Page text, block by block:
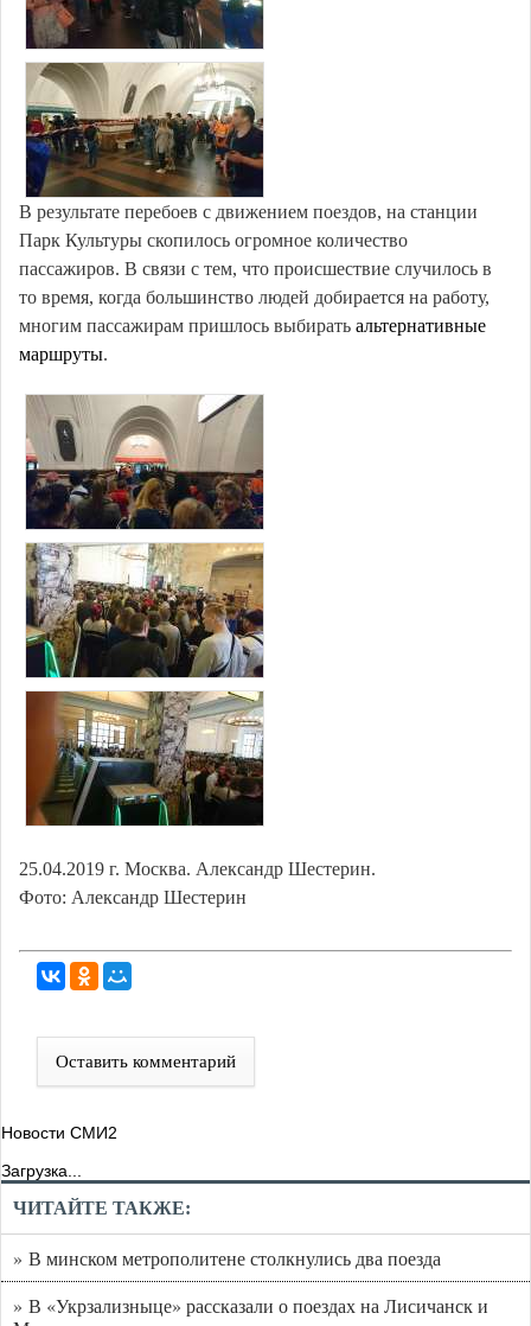
В результате перебоев с движением поездов, на станции
Парк Культуры скопилось огромное количество
пассажиров. В связи с тем, что происшествие случилось в
то время, когда большинство людей добирается на работу,
многим пассажирам пришлось выбирать альтернативные
маршруты.
25.04.2019 г. Москва. Александр Шестерин.
Фото: Александр Шестерин
Оставить комментарий
Новости СМИ2
Загрузка...
ЧИТАЙТЕ ТАКЖЕ:
» В минском метрополитене столкнулись два поезда
» В «Укрзализныце» рассказали о поездах на Лисичанск и